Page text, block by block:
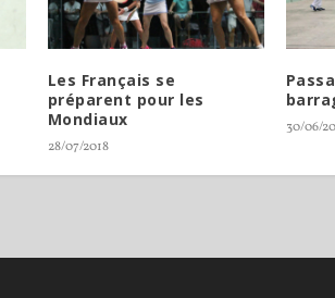
Les Français se
préparent pour les
Mondiaux
28/07/2018
30/06/